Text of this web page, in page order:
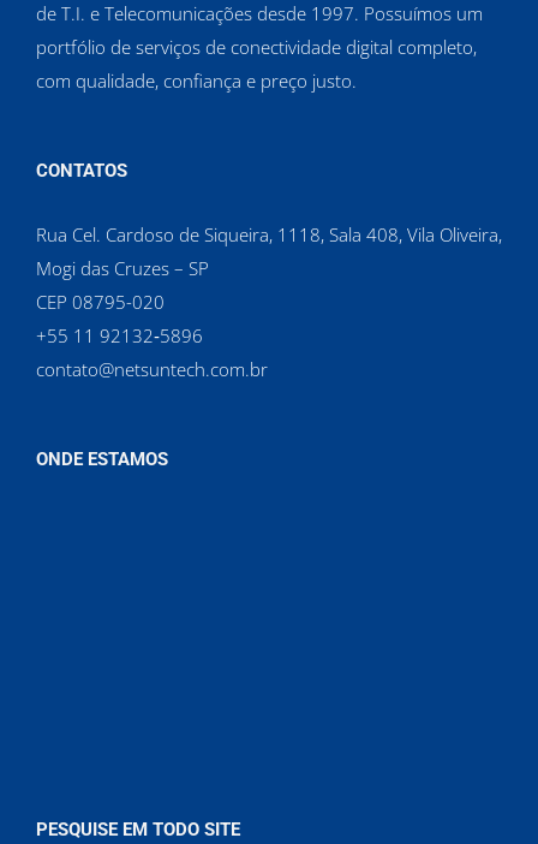
de T.I. e Telecomunicações desde 1997. Possuímos um
portfólio de serviços de conectividade digital completo,
com qualidade, confiança e preço justo.
CONTATOS
Rua Cel. Cardoso de Siqueira, 1118, Sala 408, Vila Oliveira,
Mogi das Cruzes – SP
CEP 08795-020
‪+55 11 92132‑5896‬
contato@netsuntech.com.br
ONDE ESTAMOS
PESQUISE EM TODO SITE